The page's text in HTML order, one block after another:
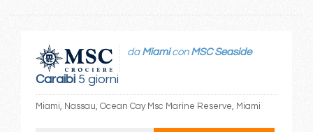
Caraibi5 giorni
da Miamicon MSC Seaside
Miami, Nassau, Ocean Cay Msc Marine Reserve, Miami